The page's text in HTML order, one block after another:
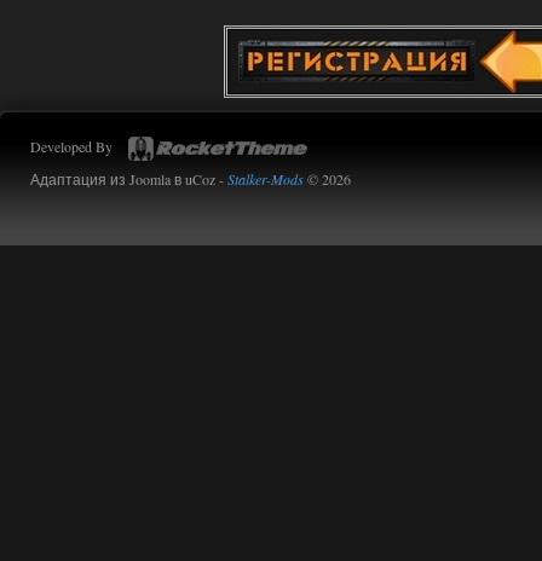
Developed By
Адаптация из Joomla в uCoz -Stalker-Mods© 2026